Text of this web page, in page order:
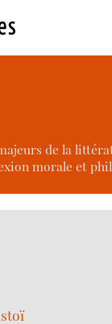
de la
morale et